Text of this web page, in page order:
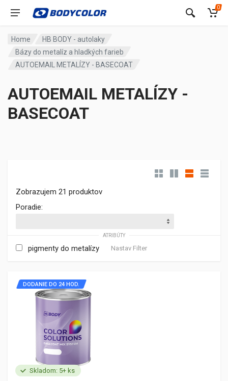
0
Home
HB BODY - autolaky
Bázy do metalíz a hladkých farieb
AUTOEMAIL METALÍZY - BASECOAT
AUTOEMAIL METALÍZY -
BASECOAT
Zobrazujem 21 produktov
Poradie:
ATRIBÚTY
pigmenty do metalízy Nastav Filter
Skladom: 5+ ks
DODANIE DO 24 HOD.